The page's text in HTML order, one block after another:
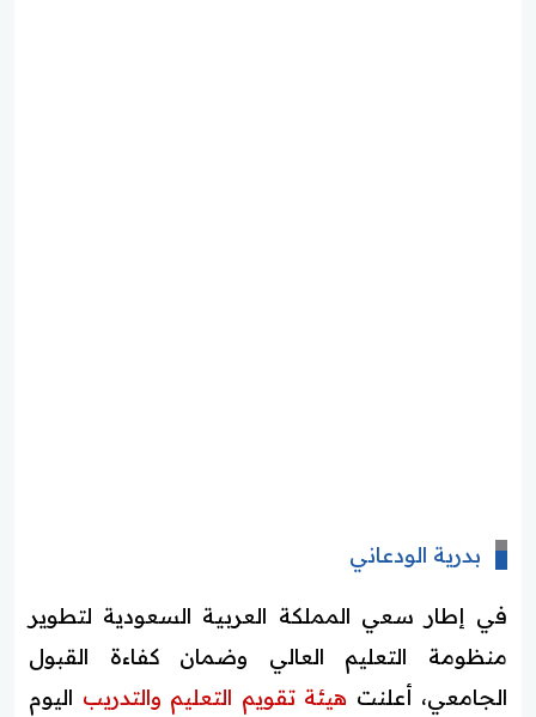
بدرية الودعاني
في إطار سعي المملكة العربية السعودية لتطوير
منظومة التعليم العالي وضمان كفاءة القبول
الجامعي، أعلنت هيئة تقويم التعليم والتدريب اليوم